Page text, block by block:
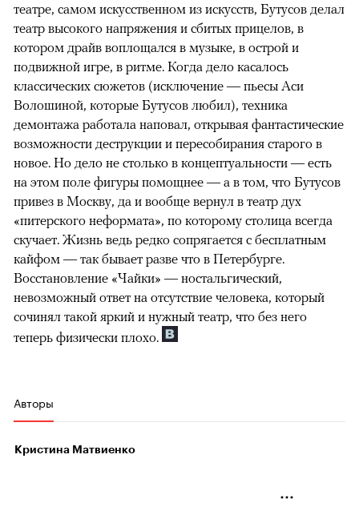
театре, самом искусственном из искусств, Бутусов делал
театр высокого напряжения и сбитых прицелов, в
котором драйв воплощался в музыке, в острой и
подвижной игре, в ритме. Когда дело касалось
классических сюжетов (исключение — пьесы Аси
Волошиной, которые Бутусов любил), техника
демонтажа работала наповал, открывая фантастические
возможности деструкции и пересобирания старого в
новое. Но дело не столько в концептуальности — есть
на этом поле фигуры помощнее — а в том, что Бутусов
привез в Москву, да и вообще вернул в театр дух
«питерского неформата», по которому столица всегда
скучает. Жизнь ведь редко сопрягается с бесплатным
кайфом — так бывает разве что в Петербурге.
Восстановление «Чайки» — ностальгический,
невозможный ответ на отсутствие человека, который
сочинял такой яркий и нужный театр, что без него
теперь физически плохо.
Авторы
Кристина Матвиенко